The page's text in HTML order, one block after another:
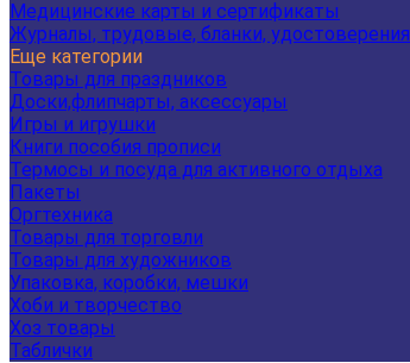
Медицинские карты и сертификаты
Журналы, трудовые, бланки, удостоверения
Еще категории
Товары для праздников
Доски,флипчарты, аксессуары
Игры и игрушки
Книги пособия прописи
Термосы и посуда для активного отдыха
Пакеты
Оргтехника
Товары для торговли
Товары для художников
Упаковка, коробки, мешки
Хоби и творчество
Хоз товары
Таблички